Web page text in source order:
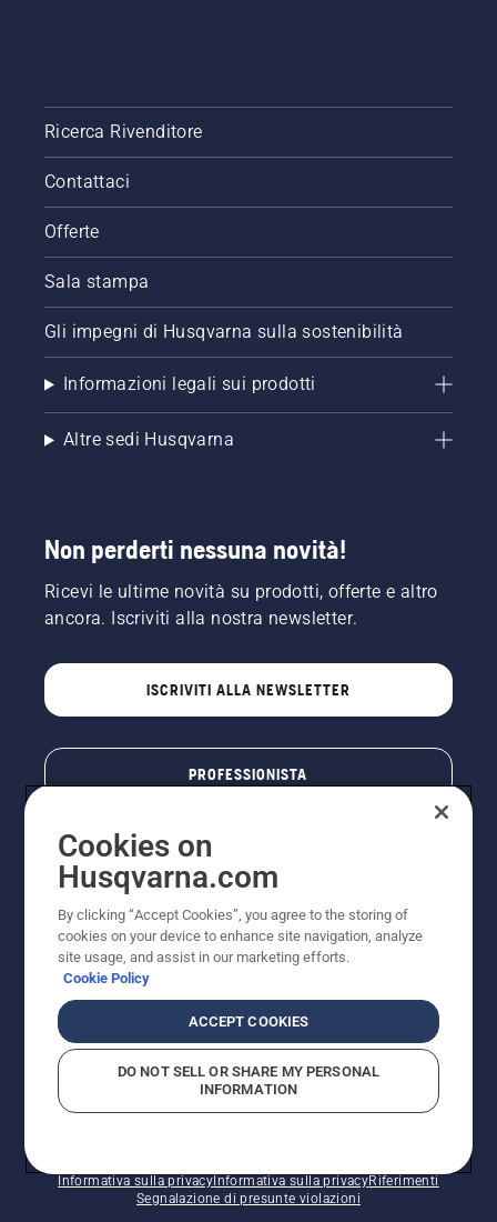
Ricerca Rivenditore
Contattaci
Offerte
Sala stampa
Gli impegni di Husqvarna sulla sostenibilità
Informazioni legali sui prodotti
Altre sedi Husqvarna
Non perderti nessuna novità!
Ricevi le ultime novità su prodotti, offerte e altro
ancora. Iscriviti alla nostra newsletter.
ISCRIVITI ALLA NEWSLETTER
PROFESSIONISTA
© Husqvarna AB (publ). Tutti i diritti riservati. I prezzi
pubblicati si intendono raccomandati e arrotondati, non
impegnativi, comprensivi di I.V.A. vigente. FERCAD SpA
- Via Retrone, 49 - 36077 Altavilla Vic. (VI) - Capitale
Sociale € 2.000.000 int. vers. P.I. e C.F. 01252490246 -
Informativa sulla privacy Informativa sulla privacyRiferimenti
Segnalazione di presunte violazioni
Cookies on
Husqvarna.com
By clicking “Accept Cookies”, you agree to the storing of
cookies on your device to enhance site navigation, analyze
site usage, and assist in our marketing efforts.
Cookie Policy
ACCEPT COOKIES
DO NOT SELL OR SHARE MY PERSONAL
INFORMATION